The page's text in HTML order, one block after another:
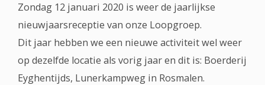
Zondag 12 januari 2020 is weer de jaarlijkse
nieuwjaarsreceptie van onze Loopgroep.
Dit jaar hebben we een nieuwe activiteit wel weer
op dezelfde locatie als vorig jaar en dit is: Boerderij
Eyghentijds, Lunerkampweg in Rosmalen.